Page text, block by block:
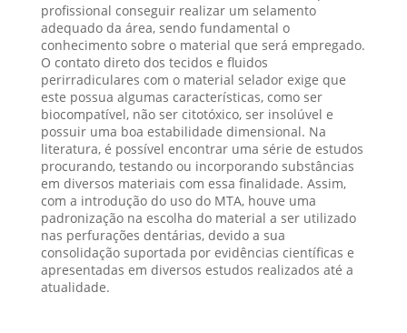
profissional conseguir realizar um selamento
adequado da área, sendo fundamental o
conhecimento sobre o material que será empregado.
O contato direto dos tecidos e fluidos
perirradiculares com o material selador exige que
este possua algumas características, como ser
biocompatível, não ser citotóxico, ser insolúvel e
possuir uma boa estabilidade dimensional. Na
literatura, é possível encontrar uma série de estudos
procurando, testando ou incorporando substâncias
em diversos materiais com essa finalidade. Assim,
com a introdução do uso do MTA, houve uma
padronização na escolha do material a ser utilizado
nas perfurações dentárias, devido a sua
consolidação suportada por evidências científicas e
apresentadas em diversos estudos realizados até a
atualidade.